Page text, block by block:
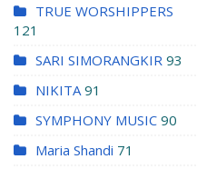
TRUE WORSHIPPERS
121
SARI SIMORANGKIR 93
NIKITA 91
SYMPHONY MUSIC 90
Maria Shandi 71